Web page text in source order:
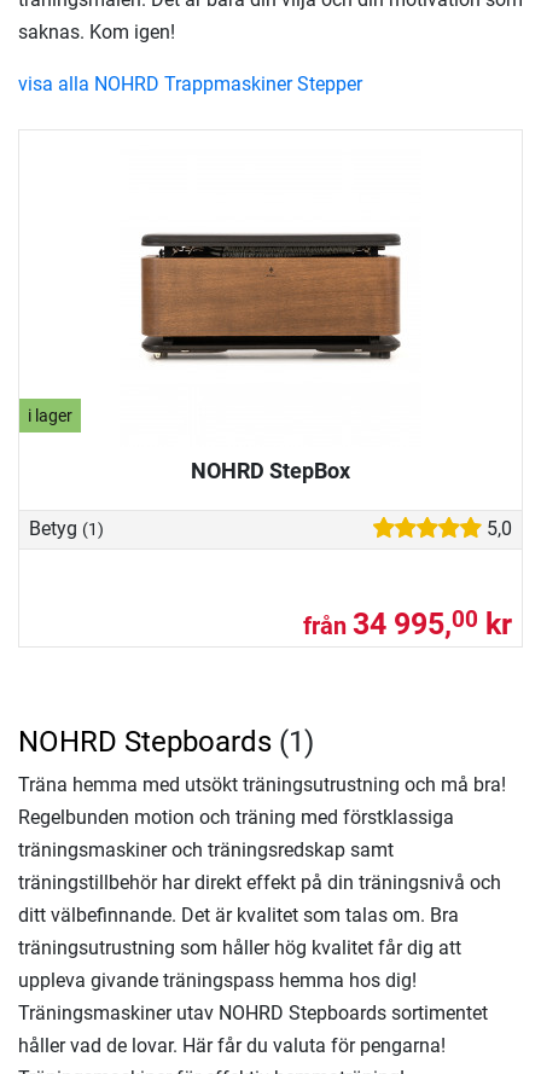
i lager
NOHRD StepBox
Betyg (1) 5,0
från 34 995,00 kr
saknas. Kom igen!
visa alla NOHRD Trappmaskiner Stepper
NOHRD Stepboards (1)
Träna hemma med utsökt träningsutrustning och må bra!
Regelbunden motion och träning med förstklassiga
träningsmaskiner och träningsredskap samt
träningstillbehör har direkt effekt på din träningsnivå och
ditt välbefinnande. Det är kvalitet som talas om. Bra
träningsutrustning som håller hög kvalitet får dig att
uppleva givande träningspass hemma hos dig!
Träningsmaskiner utav NOHRD Stepboards sortimentet
håller vad de lovar. Här får du valuta för pengarna!